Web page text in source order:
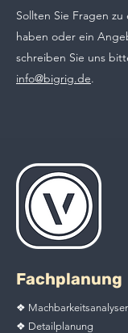
Sollten Sie Fragen
haben oder ein
schreiben Sie uns
info@bigrig.de.
Fachplanung
❖
❖ Detailplanung